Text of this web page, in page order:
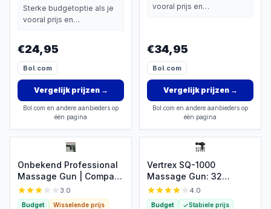
Sterke budgetoptie als je
vooral prijs en
€24,95
Bol.com
Vergelijk prijzen→
Bol.com en andere aanbieders op
één pagina
vooral prijs en
€34,95
Bol.com
Vergelijk prijzen→
Bol.com en andere aanbieders op
één pagina
Onbekend Professional
Massage Gun | Compact
met 4 koppen en LCD-
display
3.0
Budget Wisselende prijs
Vertrex SQ-1000
Massage Gun: 32
standen, 10 koppen,
compact
4.0
Budget Stabiele prijs